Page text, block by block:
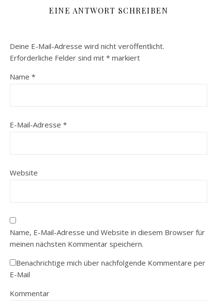
EINE ANTWORT SCHREIBEN
Deine E-Mail-Adresse wird nicht veröffentlicht.
Erforderliche Felder sind mit * markiert
Name *
E-Mail-Adresse *
Website
Name, E-Mail-Adresse und Website in diesem Browser für
meinen nächsten Kommentar speichern.
Benachrichtige mich über nachfolgende Kommentare per
E-Mail
Kommentar